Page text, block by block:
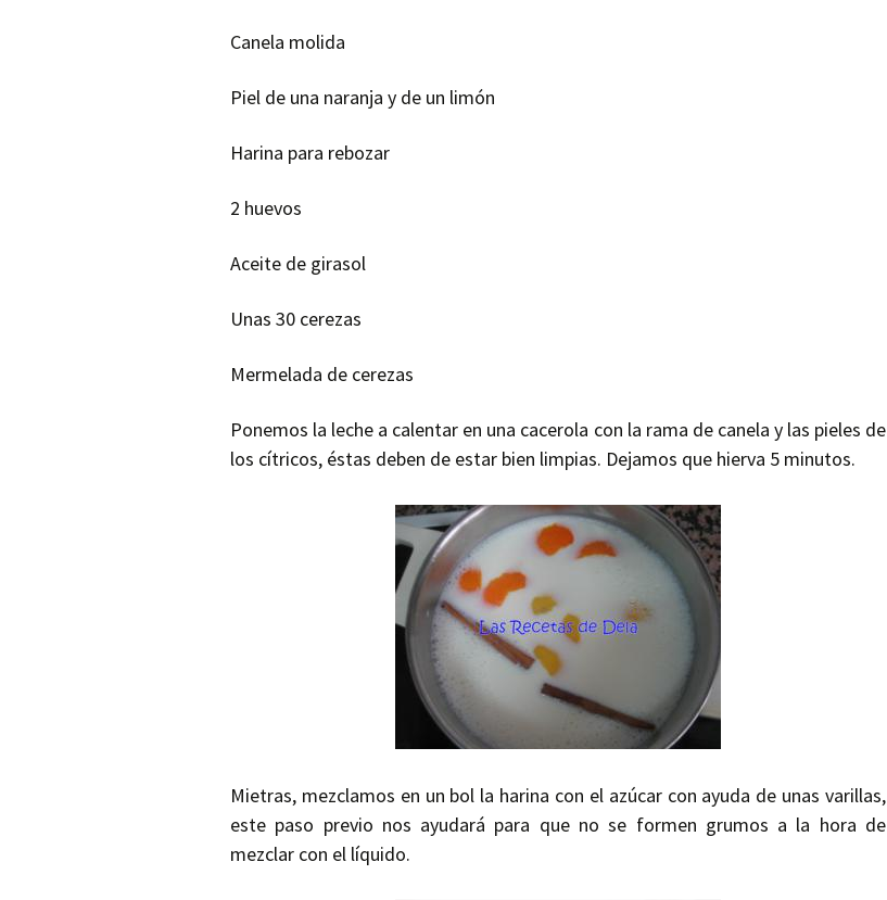
Canela molida
Piel de una naranja y de un limón
Harina para rebozar
2 huevos
Aceite de girasol
Unas 30 cerezas
Mermelada de cerezas
Ponemos la leche a calentar en una cacerola con la rama de canela y las pieles de
los cítricos, éstas deben de estar bien limpias. Dejamos que hierva 5 minutos.
Mietras, mezclamos en un bol la harina con el azúcar con ayuda de unas varillas,
este paso previo nos ayudará para que no se formen grumos a la hora de
mezclar con el líquido.